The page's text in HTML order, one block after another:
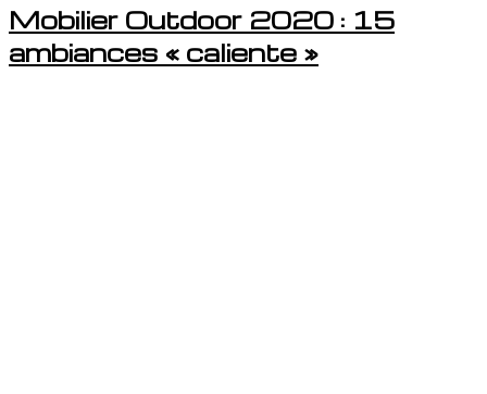
Mobilier Outdoor 2020 : 15
ambiances « caliente »